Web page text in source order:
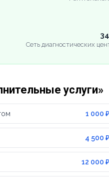
Сеть диагностических
услуги»
1 000 ₽
4 500 ₽
12 000 ₽